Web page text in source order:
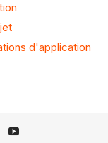
d'application